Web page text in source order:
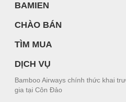
BAMIEN
CHÀO BÁN
TÌM MUA
DỊCH VỤ
Bamboo Airways chính thức khai
gia tại Côn Đảo